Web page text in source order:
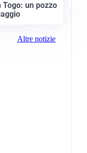
Togo: un pozzo
Altre notizie